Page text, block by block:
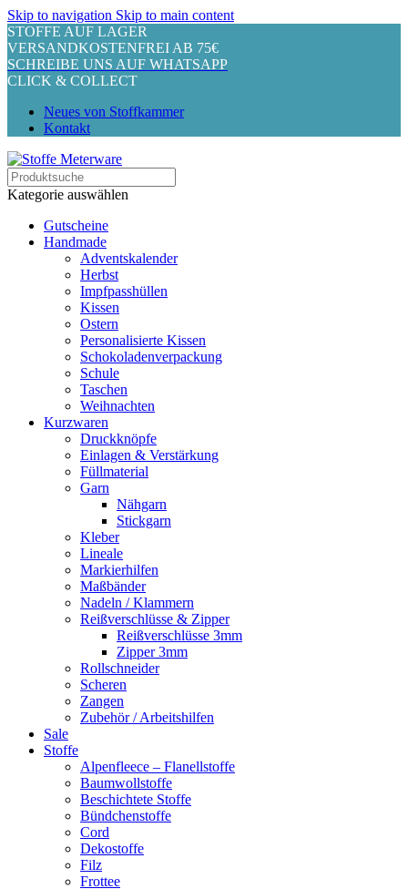
Skip to navigation Skip to main content
STOFFE AUF LAGER
VERSANDKOSTENFREI AB 75€
SCHREIBE UNS AUF WHATSAPP
CLICK & COLLECT
Neues von Stoffkammer
Kontakt
Kategorie auswählen
Gutscheine
Handmade
Adventskalender
Herbst
Impfpasshüllen
Kissen
Ostern
Personalisierte Kissen
Schokoladenverpackung
Schule
Taschen
Weihnachten
Kurzwaren
Druckknöpfe
Einlagen & Verstärkung
Füllmaterial
Garn
Nähgarn
Stickgarn
Kleber
Lineale
Markierhilfen
Maßbänder
Nadeln / Klammern
Reißverschlüsse & Zipper
Reißverschlüsse 3mm
Zipper 3mm
Rollschneider
Scheren
Zangen
Zubehör / Arbeitshilfen
Sale
Stoffe
Alpenfleece – Flanellstoffe
Baumwollstoffe
Beschichtete Stoffe
Bündchenstoffe
Cord
Dekostoffe
Filz
Frottee